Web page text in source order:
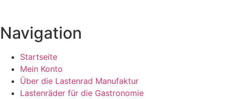
Navigation
Startseite
Mein Konto
Über die Lastenrad Manufaktur
Lastenräder für die Gastronomie